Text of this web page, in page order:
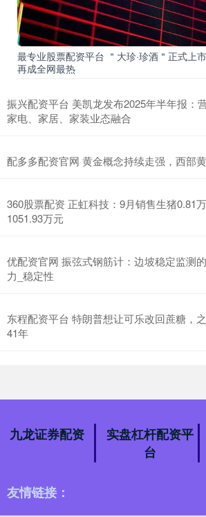
最专业股票配资平台 ＂大珍·珍酒＂正式上
再成全网最热
振兴配资平台 美凯龙发布2025年半年报：
家电、家居、家装业态融合
配多多配资官网 黄金概念持续走强，西部
360股票配资 正虹科技：9月销售生猪0.81
1051.93万元
优配资官网 振弦式钢筋计：边坡稳定监测
力_稳定性
东程配资平台 特朗普想让可乐改回蔗糖，
41年
九龙证券配资
实盘杠杆配资平
台
友情链接：